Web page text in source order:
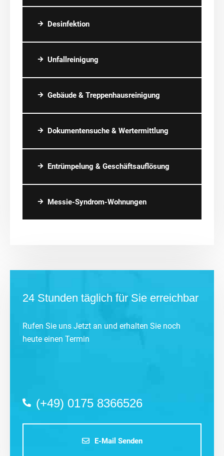
Desinfektion
Unfallreinigung
Gebäude & Treppenhausreinigung
Dokumentensuche & Wertermittlung
Entrümpelung & Geschäftsauflösung
Messie-Syndrom-Wohnungen
24 Stunden täglich für Sie erreichbar
Rufen Sie uns Jetzt an und erhalten Sie noch
heute einen Termin
(+49) 0175 8366526
E-Mail Senden